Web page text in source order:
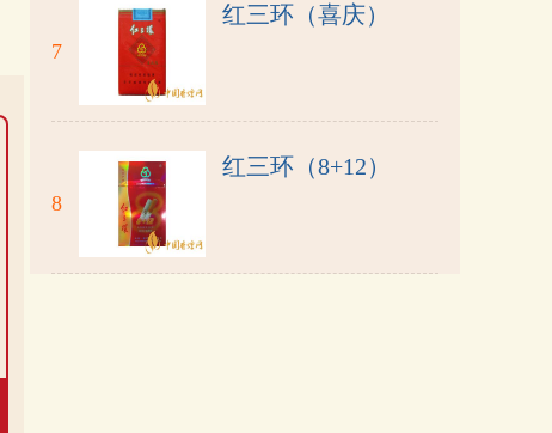
7
红三环（喜庆）
8
红三环（8+12）